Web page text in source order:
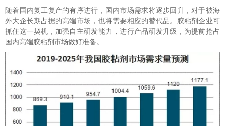
随着国内复工复产的有序进行，国内市场需求将逐步回升，对于被海
外大企长期占据的高端市场，也将需要相应的替代品。胶粘剂企业可
抓住这一契机，加强自主研发能力，进行产品研发升级，为提前抢占
国内高端胶粘剂市场做好准备。